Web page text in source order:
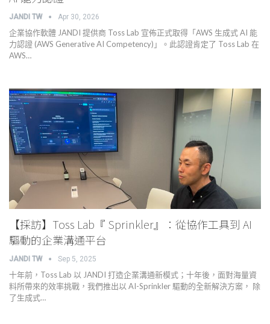
JANDI TW Apr 30, 2026
企業協作軟體 JANDI 提供商 Toss Lab 宣佈正式取得「AWS 生成式 AI 能
力認證 (AWS Generative AI Competency)」。此認證肯定了 Toss Lab 在
AWS…
【採訪】Toss Lab『 Sprinkler』：從協作工具到 AI
驅動的企業溝通平台
JANDI TW Sep 5, 2025
十年前，Toss Lab 以 JANDI 打造企業溝通新模式；十年後，面對海量資
料所帶來的效率挑戰，我們推出以 AI-Sprinkler 驅動的全新解決方案， 除
了生成式…